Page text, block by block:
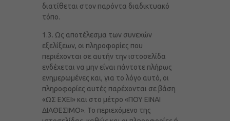
διατίθεται στον παρόντα διαδικτυακό
τόπο.
1.3. Ως αποτέλεσμα των συνεχών
εξελίξεων, οι πληροφορίες που
περιέχονται σε αυτήν την ιστοσελίδα
ενδέχεται να μην είναι πάντοτε πλήρως
ενημερωμένες και, για το λόγο αυτό, οι
πληροφορίες αυτές παρέχονται σε βάση
«ΩΣ ΕΧΕΙ» και στο μέτρο «ΠΟΥ ΕΙΝΑΙ
ΔΙΑΘΕΣΙΜΟ». Το περιεχόμενο της